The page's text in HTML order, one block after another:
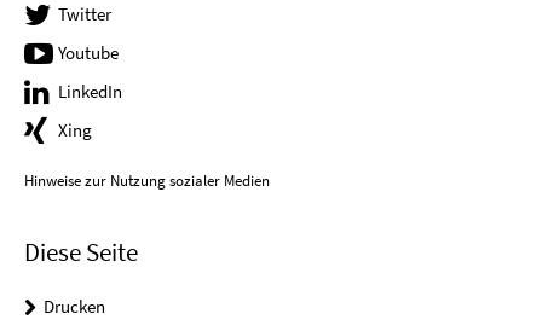
Twitter
Youtube
LinkedIn
Xing
Hinweise zur Nutzung sozialer Medien
Diese Seite
Drucken